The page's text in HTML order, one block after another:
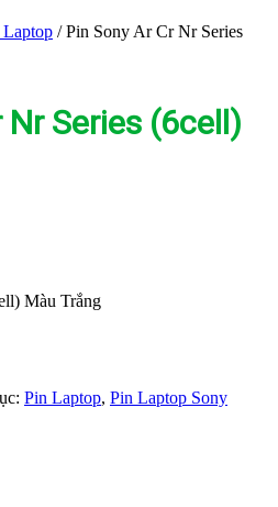
Laptop /Pin Sony Ar Cr Nr Series
Nr Series (6cell)
Màu Trắng
Pin Laptop, Pin Laptop Sony